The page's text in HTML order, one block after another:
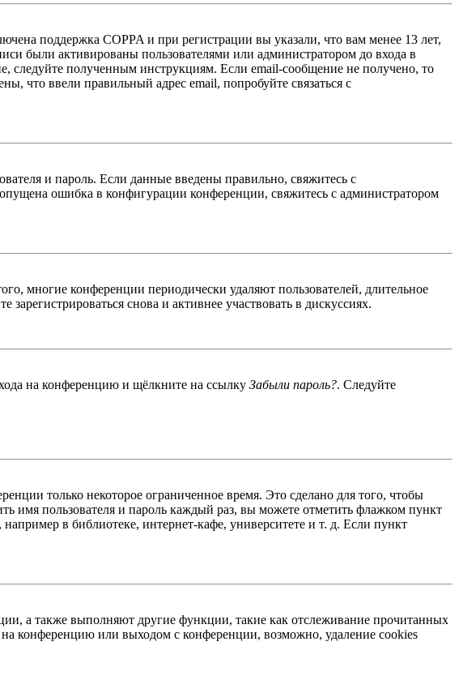
поддержка COPPA и при регистрации вы указали, что вам менее 13 лет,
были активированы пользователями или администратором до входа в
следуйте полученным инструкциям. Если email-сообщение не получено, то
что ввели правильный адрес email, попробуйте связаться с
и пароль. Если данные введены правильно, свяжитесь с
ошибка в конфигурации конференции, свяжитесь с администратором
многие конференции периодически удаляют пользователей, длительное
снова и активнее участвовать в дискуссиях.
на конференцию и щёлкните на ссылку Забыли пароль?. Следуйте
только некоторое ограниченное время. Это сделано для того, чтобы
имя пользователя и пароль каждый раз, вы можете отметить флажком пункт
в библиотеке, интернет-кафе, университете и т. д. Если пункт
а также выполняют другие функции, такие как отслеживание прочитанных
конференцию или выходом с конференции, возможно, удаление cookies